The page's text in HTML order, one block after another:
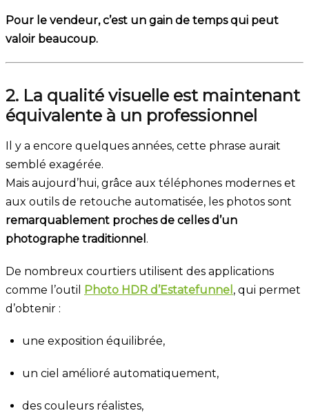
Pour le vendeur, c’est un gain de temps qui peut
valoir beaucoup.
2. La qualité visuelle est maintenant
équivalente à un professionnel
Il y a encore quelques années, cette phrase aurait
semblé exagérée.
Mais aujourd’hui, grâce aux téléphones modernes et
aux outils de retouche automatisée, les photos sont
remarquablement proches de celles d’un
photographe traditionnel .
De nombreux courtiers utilisent des applications
comme l’outil
Photo HDR d’Estatefunnel , qui permet
d’obtenir :
une exposition équilibrée,
un ciel amélioré automatiquement,
des couleurs réalistes,